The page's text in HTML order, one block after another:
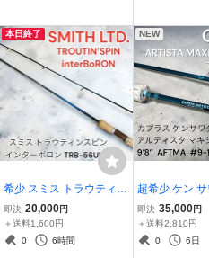
本日終了
希少 スミス トラウティン
スピン インターボロン T
RB-56UMT 2ピース トラ
ウト
即決 20,000円
＋送料1,600円
0
6時間
NEW
超希少 ケン サ
ス アルティス
白文字 9’8”
ロッド
即決 35,000円
＋送料2,810円
0
6日